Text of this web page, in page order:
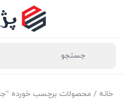
خانه / محصولات برچسب خورده